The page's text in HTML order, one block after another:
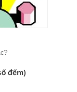
đếm)